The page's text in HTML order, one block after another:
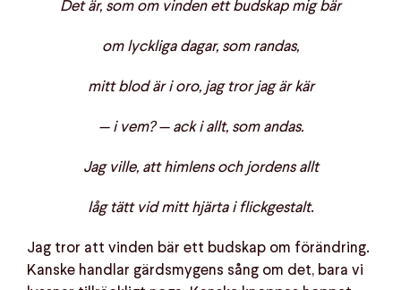
Det är, som om vinden ett budskap mig bär
om lyckliga dagar, som randas,
mitt blod är i oro, jag tror jag är kär
— i vem? — ack i allt, som andas.
Jag ville, att himlens och jordens allt
låg tätt vid mitt hjärta i flickgestalt.
Jag tror att vinden bär ett budskap om förändring.
Kanske handlar gärdsmygens sång om det, bara vi